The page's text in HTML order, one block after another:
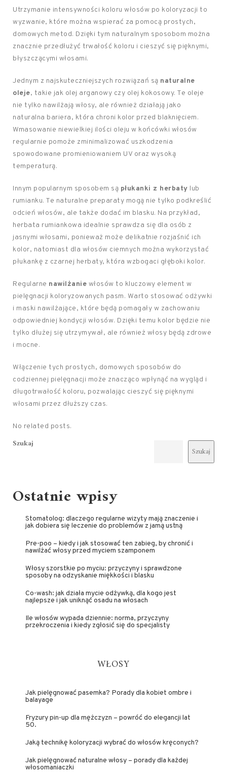
Utrzymanie intensywności koloru włosów po koloryzacji to
wyzwanie, które można wspierać za pomocą prostych,
domowych metod. Dzięki tym naturalnym sposobom można
znacznie przedłużyć trwałość koloru i cieszyć się pięknymi,
błyszczącymi włosami.
Jednym z najskuteczniejszych rozwiązań są naturalne
oleje, takie jak olej arganowy czy olej kokosowy. Te oleje
nie tylko nawilżają włosy, ale również działają jako
naturalna bariera, która chroni kolor przed blaknięciem.
Wmasowanie niewielkiej ilości oleju w końcówki włosów
regularnie pomoże zminimalizować uszkodzenia
spowodowane promieniowaniem UV oraz wysoką
temperaturą.
Innym popularnym sposobem są płukanki z herbaty lub
rumianku. Te naturalne preparaty mogą nie tylko podkreślić
odcień włosów, ale także dodać im blasku. Na przykład,
herbata rumiankowa idealnie sprawdza się dla osób z
jasnymi włosami, ponieważ może delikatnie rozjaśnić ich
kolor, natomiast dla włosów ciemnych można wykorzystać
płukankę z czarnej herbaty, która wzbogaci głęboki kolor.
Regularne nawilżanie włosów to kluczowy element w
pielęgnacji koloryzowanych pasm. Warto stosować odżywki
i maski nawilżające, które będą pomagały w zachowaniu
odpowiedniej kondycji włosów. Dzięki temu kolor będzie nie
tylko dłużej się utrzymywał, ale również włosy będą zdrowe
i mocne.
Włączenie tych prostych, domowych sposobów do
codziennej pielęgnacji może znacząco wpłynąć na wygląd i
długotrwałość koloru, pozwalając cieszyć się pięknymi
włosami przez dłuższy czas.
No related posts.
Szukaj
Szukaj
Ostatnie wpisy
Stomatolog: dlaczego regularne wizyty mają znaczenie i
jak dobiera się leczenie do problemów z jamą ustną
Pre-poo – kiedy i jak stosować ten zabieg, by chronić i
nawilżać włosy przed myciem szamponem
Włosy szorstkie po myciu: przyczyny i sprawdzone
sposoby na odzyskanie miękkości i blasku
Co-wash: jak działa mycie odżywką, dla kogo jest
najlepsze i jak uniknąć osadu na włosach
Ile włosów wypada dziennie: norma, przyczyny
przekroczenia i kiedy zgłosić się do specjalisty
WŁOSY
Jak pielęgnować pasemka? Porady dla kobiet ombre i
balayage
Fryzury pin-up dla mężczyzn – powróć do elegancji lat
50.
Jaką technikę koloryzacji wybrać do włosów kręconych?
Jak pielęgnować naturalne włosy – porady dla każdej
włosomaniaczki